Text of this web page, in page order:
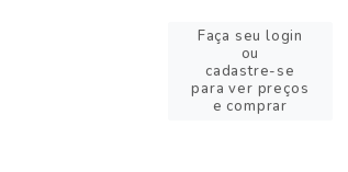
Faça seu login
ou
cadastre-se
para ver preços
e comprar